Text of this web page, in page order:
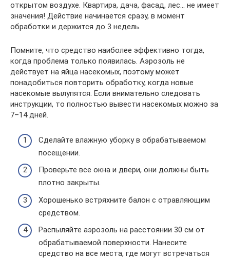
открытом воздухе. Квартира, дача, фасад, лес… не имеет
значения! Действие начинается сразу, в момент
обработки и держится до 3 недель.
Помните, что средство наиболее эффективно тогда,
когда проблема только появилась. Аэрозоль не
действует на яйца насекомых, поэтому может
понадобиться повторить обработку, когда новые
насекомые вылупятся. Если внимательно следовать
инструкции, то полностью вывести насекомых можно за
7–14 дней.
Сделайте влажную уборку в обрабатываемом
посещении.
Проверьте все окна и двери, они должны быть
плотно закрыты.
Хорошенько встряхните балон с отравляющим
средством.
Распыляйте аэрозоль на расстоянии 30 см от
обрабатываемой поверхности. Нанесите
средство на все места, где могут встречаться